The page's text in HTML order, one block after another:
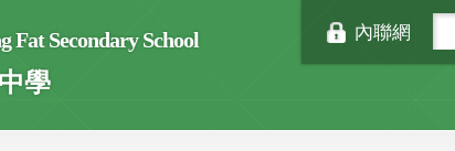
Secondary School
學
內聯網